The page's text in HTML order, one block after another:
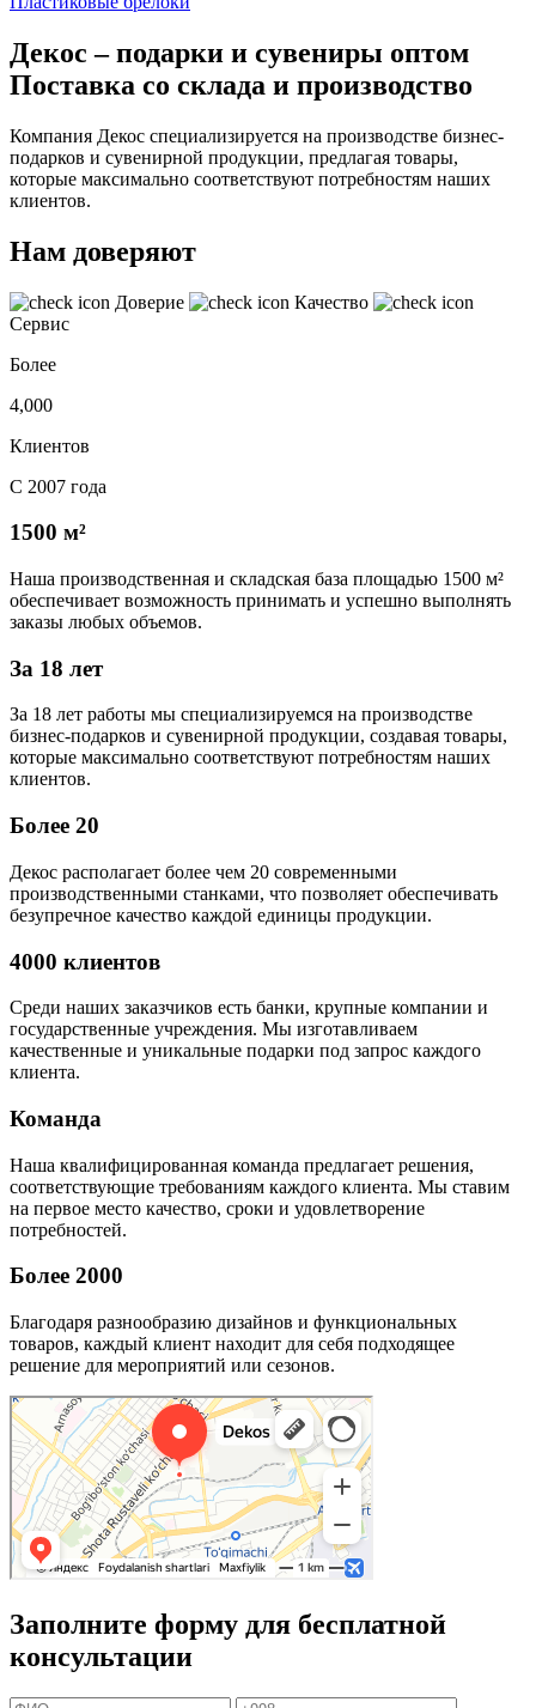
Декос – подарки и сувениры оптом
Поставка со склада и производство
Компания Декос специализируется на производстве бизнес-
подарков и сувенирной продукции, предлагая товары,
которые максимально соответствуют потребностям наших
клиентов.
Нам доверяют
Доверие
Качество
Сервис
Более
4,000
Клиентов
С 2007 года
1500 м²
Наша производственная и складская база площадью 1500 м²
обеспечивает возможность принимать и успешно выполнять
заказы любых объемов.
За 18 лет
За 18 лет работы мы специализируемся на производстве
бизнес-подарков и сувенирной продукции, создавая товары,
которые максимально соответствуют потребностям наших
клиентов.
Более 20
Декос располагает более чем 20 современными
производственными станками, что позволяет обеспечивать
безупречное качество каждой единицы продукции.
4000 клиентов
Среди наших заказчиков есть банки, крупные компании и
государственные учреждения. Мы изготавливаем
качественные и уникальные подарки под запрос каждого
клиента.
Команда
Наша квалифицированная команда предлагает решения,
соответствующие требованиям каждого клиента. Мы ставим
на первое место качество, сроки и удовлетворение
потребностей.
Более 2000
Благодаря разнообразию дизайнов и функциональных
товаров, каждый клиент находит для себя подходящее
решение для мероприятий или сезонов.
Заполните форму для бесплатной
консультации